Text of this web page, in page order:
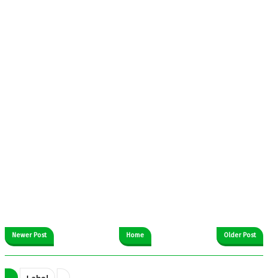
Newer Post Older Post
Home